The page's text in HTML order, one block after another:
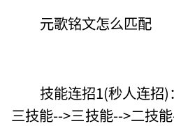
元歌铭文怎么匹配
技能连招1(秒人连招
三技能-->三技能-->二技